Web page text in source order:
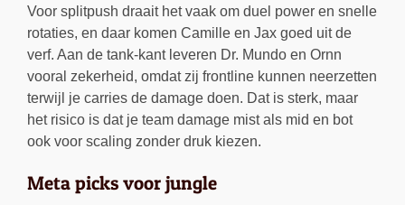
Voor splitpush draait het vaak om duel power en snelle
rotaties, en daar komen Camille en Jax goed uit de
verf. Aan de tank-kant leveren Dr. Mundo en Ornn
vooral zekerheid, omdat zij frontline kunnen neerzetten
terwijl je carries de damage doen. Dat is sterk, maar
het risico is dat je team damage mist als mid en bot
ook voor scaling zonder druk kiezen.
Meta picks voor jungle